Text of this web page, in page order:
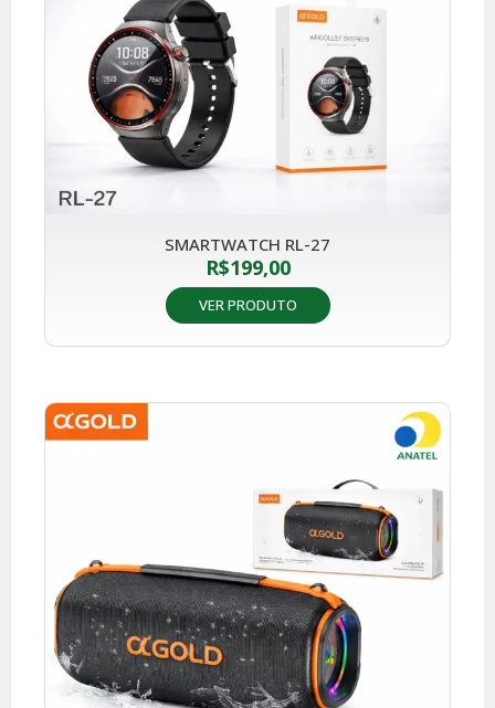
SMARTWATCH RL-27
R$199,00
VER PRODUTO